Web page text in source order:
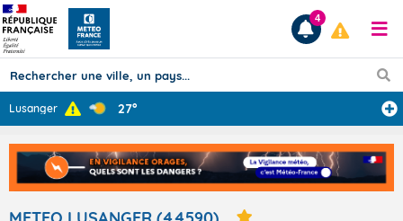
Prévisions
TOUS LES RÉSULTATS
4
Lusanger 27°